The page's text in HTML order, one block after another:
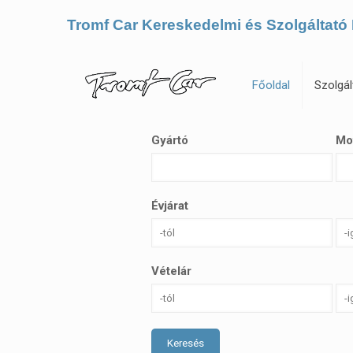
Tromf Car Kereskedelmi és Szolgáltató
Főoldal
Gyártó
Évjárat
Vételár
Keresés